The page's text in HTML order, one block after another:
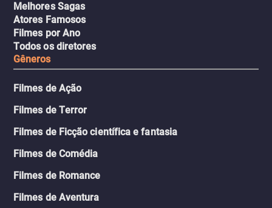
Melhores Sagas
Atores Famosos
Filmes por Ano
Todos os diretores
Gêneros
Filmes de Ação
Filmes de Terror
Filmes de Ficção científica e fantasia
Filmes de Comédia
Filmes de Romance
Filmes de Aventura